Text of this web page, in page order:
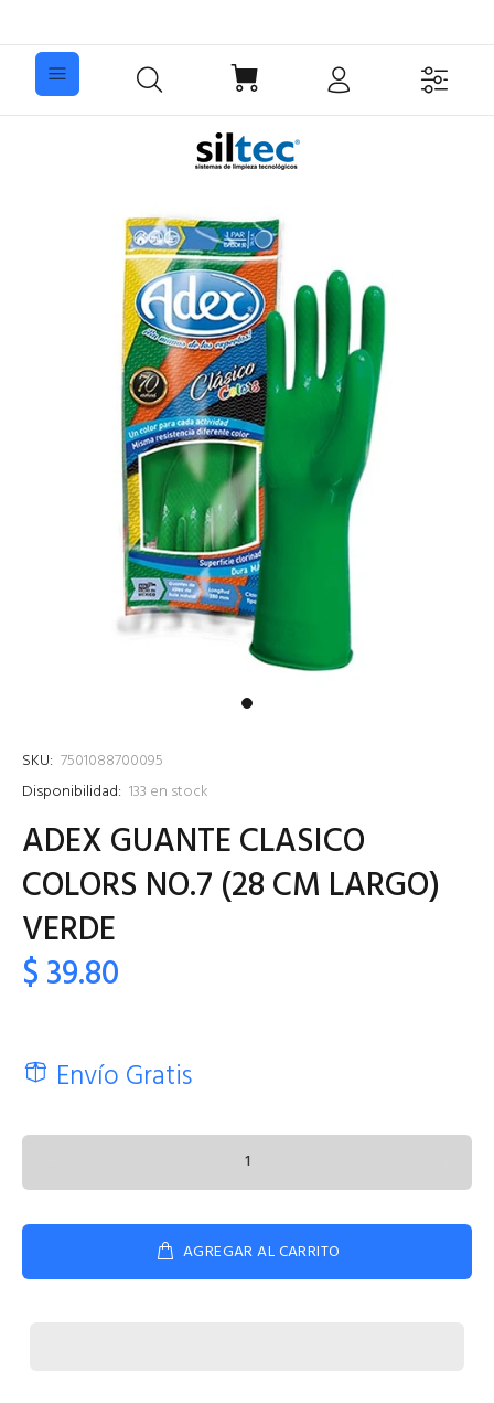
SKU: 7501088700095
Disponibilidad: 133 en stock
ADEX GUANTE CLASICO
COLORS NO.7 (28 CM LARGO)
VERDE
$ 39.80
Envío Gratis
AGREGAR AL CARRITO